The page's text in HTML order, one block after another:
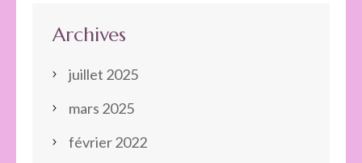
Archives
juillet 2025
mars 2025
février 2022